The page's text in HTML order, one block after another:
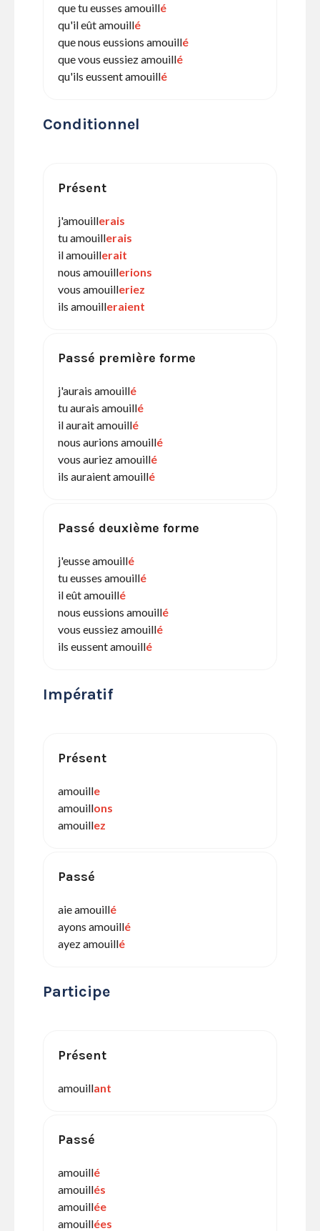
que tu eusses amouillé
qu'il eût amouillé
que nous eussions amouillé
que vous eussiez amouillé
qu'ils eussent amouillé
Conditionnel
Présent
j'amouillerais
tu amouillerais
il amouillerait
nous amouillerions
vous amouilleriez
ils amouilleraient
Passé première forme
j'aurais amouillé
tu aurais amouillé
il aurait amouillé
nous aurions amouillé
vous auriez amouillé
ils auraient amouillé
Passé deuxième forme
j'eusse amouillé
tu eusses amouillé
il eût amouillé
nous eussions amouillé
vous eussiez amouillé
ils eussent amouillé
Impératif
Présent
amouille
amouillons
amouillez
Passé
aie amouillé
ayons amouillé
ayez amouillé
Participe
Présent
amouillant
Passé
amouillé
amouillés
amouillée
amouillées